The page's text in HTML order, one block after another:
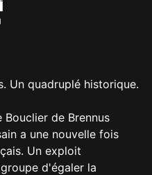
Un quadruplé historique.
de Brennus
a une nouvelle fois
Un exploit
d'égaler la